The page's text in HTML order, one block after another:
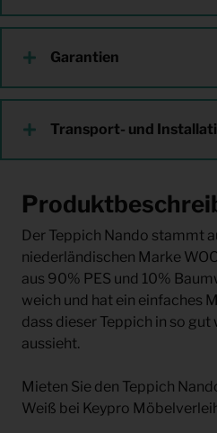
Garantien
Transport- und
Der Teppich Nando stammt
niederländischen Marke
aus 90% PES und 10%
weich und hat ein einfaches
dass dieser Teppich in so
aussieht.
Mieten Sie den Teppich
Weiß bei Keypro